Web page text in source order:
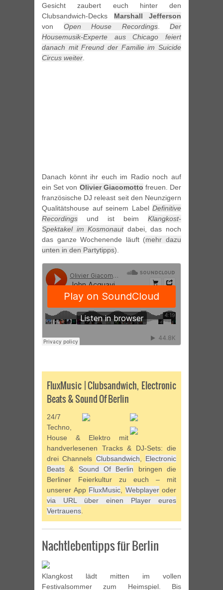
Gesicht zaubert euch hinter den
Clubsandwich-Decks Marshall Jefferson
von Open House Recordings. Der
Housemusik-Experte aus Chicago feiert
danach mit Freund der Familie im Suicide
Circus weiter.
Danach könnt ihr euch im Radio noch auf
ein Set von Olivier Giacomotto freuen. Der
französische DJ releast seit den Neunzigern
Qualitätshouse auf seinem Label Definitive
Recordings und ist beim Klangkost-
Spektakel im Kosmonautdabei, das noch
das ganze Wochenende läuft (mehr dazu
unten in den Partytipps).
FluxMusic | Clubsandwich, Electronic
Beats & Sound Of Berlin
24/7
Techno,
House & Elektro mit
handverlesenen Tracks & DJ-Sets: die
drei Channels Clubsandwich
Electronic
Beats & Sound Of Berlin bringen die
Berliner Feierkultur zu euch – mit
unserer App FluxMusic Webplayeroder
via URL über einen Player eures
Vertrauens
Nachtlebentipps für Berlin
Klangkost lädt mitten im vollen
Festivalsommer zum Heimspiel. Bis